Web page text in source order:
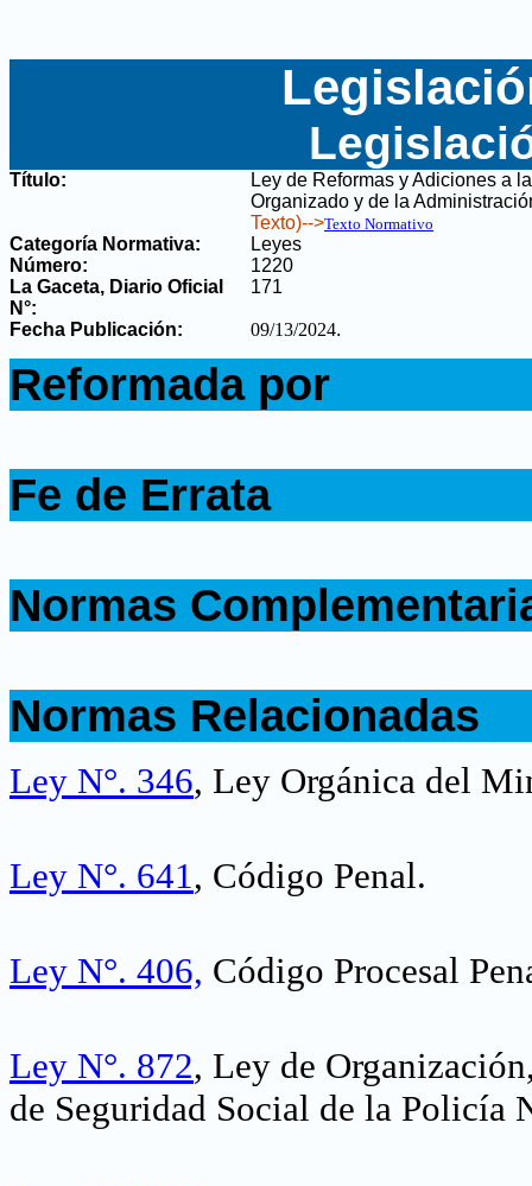
Título:
Ley de Reformas y Adiciones a
Organizado y de la
Texto)-->Texto Normativo
Categoría Normativa:
Leyes
Número:
1220
La Gaceta, Diario Oficial
N°:
171
Fecha Publicación: 09/13/2024.
Reformada por
Fe de Errata
Normas
Normas Relacionadas
Ley N°. 346, Ley Orgánica del
Ley N°. 641, Código Penal.
Ley N°. 406, Código Procesal
Ley N°. 872, Ley de
de Seguridad Social de la Policía